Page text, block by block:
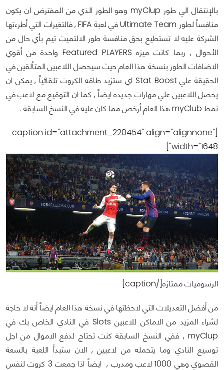
بالإنتقال الي طور myClup وهو الطور الذي من المفترض ان يكون
منافساً لطور Ultimate
Team في لعبة FIFA , فالتغيرات التي أطرءتها
الشركة عليه لا تستطيع بحق منافسة طور الالتميت تيم بأي حال من
الأحوال , ربما كانت ميزه Featured PLAYERS واحدة من أقوي
الاضافات الطور بنسخة هذا العام حيث سيحصل اللاعبين المتألقين في
الحقيقة علي Stat Boost اي ستزيد طاقه الكروت تلقائياً , يمكن ان
يحصل اللاعبين علي مهارات جديده ايضاً , كما ان التوقيع مع لاعب في
نمط myClub هذا العام أرخص مما كان عليه في النسخ السابقة .
[caption id="attachment_220454" align="alignnone"
width="1648"]
الرسوميات ممتازه[/caption]
من أفضل التعديلات التي لاحظتها في نسخة هذا العام ايضاً أنة لا حاجة
لشراء المزيد من الاماكن للاعبين Slots في النادي الخاص بك في
myClup , ففي النسخ السابقة كنت تحتاج لدفع الاموال من اجل
توسيع النادي وما يتحمله من لاعبين , الان ستبدأ اللعبة بالسعة
القصوي وهي 1000 لاعب ومدرب , ايضاً اذا جمعت 3 كروت لنفس